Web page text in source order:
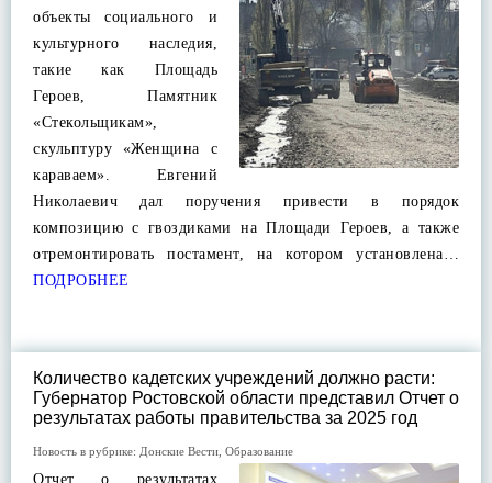
объекты социального и
культурного наследия,
такие как Площадь
Героев, Памятник
«Стекольщикам»,
скульптуру «Женщина с
караваем». Евгений
Николаевич дал поручения привести в порядок
композицию с гвоздиками на Площади Героев, а также
отремонтировать постамент, на котором установлена…
ПОДРОБНЕЕ
Количество кадетских учреждений должно расти:
Губернатор Ростовской области представил Отчет о
результатах работы правительства за 2025 год
Новость в рубрике: Донские Вести Образование
Отчет о результатах